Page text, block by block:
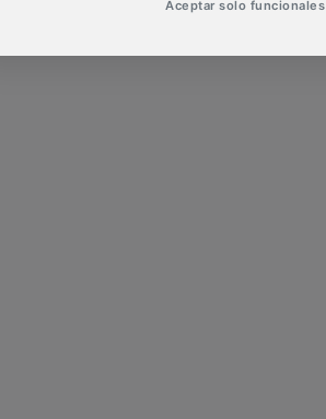
Aceptar solo funcionales